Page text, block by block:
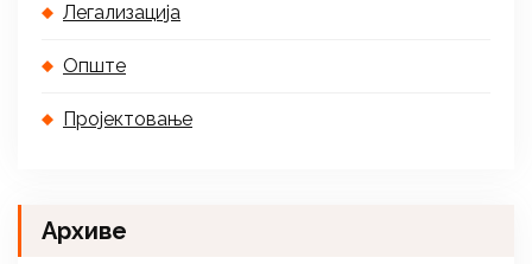
Легализација
Опште
Пројектовање
Архиве